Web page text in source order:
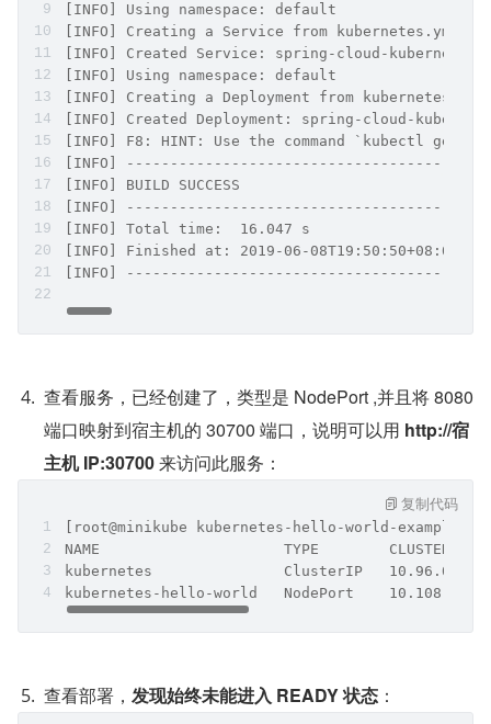
[INFO] Using namespace: default
[INFO] Creating a Service from kubernetes.yml
[INFO] Created Service: spring-cloud-
[INFO] Using namespace: default
[INFO] Creating a Deployment from
[INFO] Created Deployment: spring-cloud-
[INFO] F8: HINT: Use the command `kubectl get
[INFO]
[INFO] BUILD SUCCESS
[INFO]
[INFO] Total time:  16.047 s
[INFO] Finished at: 2019-06-08T19:50:50+08:00
[INFO]
查看服务，已经创建了，类型是 NodePort ,并且将 8080
端口映射到宿主机的 30700 端口，说明可以用 http://宿
主机 IP:30700 来访问此服务：
[root@minikube kubernetes-hello-world-
NAME                     TYPE        CLUSTER-IP
kubernetes               ClusterIP   10.96.0.1
kubernetes-hello-world   NodePort
复制代码
查看部署， 发现始终未能进入 READY 状态 ：